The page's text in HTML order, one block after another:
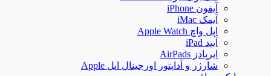
آیفون iPhone
آیمک iMac
اپل واچ Apple Watch
آیپد iPad
ایرپادز AirPads
شارژر و آداپتور اورجینال اپل Apple